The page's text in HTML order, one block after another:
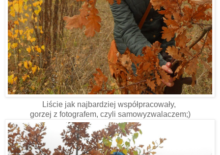
Liście jak najbardziej współpracowały,
gorzej z fotografem, czyli samowyzwalaczem;)